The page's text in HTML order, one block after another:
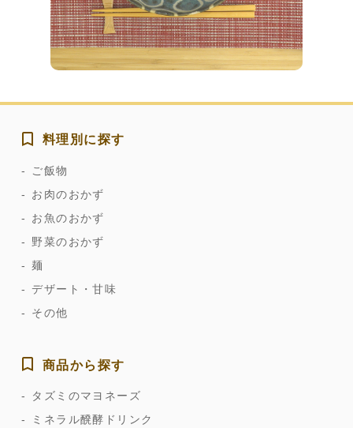
料理別に探す
ご飯物
お肉のおかず
お魚のおかず
野菜のおかず
麺
デザート・甘味
その他
商品から探す
タズミのマヨネーズ
ミネラル醗酵ドリンク